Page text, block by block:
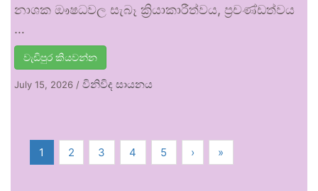
නාශක ඖෂධවල සැබෑ ක්‍රියාකාරීත්වය, ප්‍රචණ්ඩත්වය
…
වැඩිපුර කියවන්න
July 15, 2026 / විනිවිද සායනය
1 2 3 4 5 › »